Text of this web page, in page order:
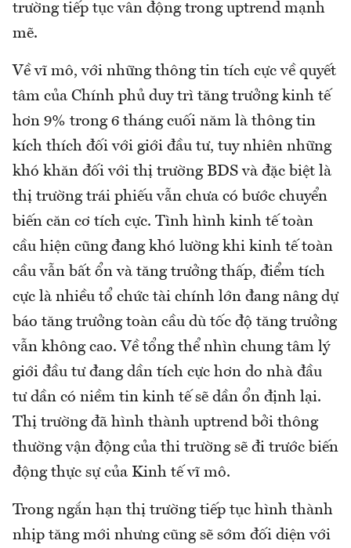
trường tiếp tục vân động trong uptrend mạnh
mẽ.
Về vĩ mô, với những thông tin tích cực về quyết
tâm của Chính phủ duy trì tăng trưởng kinh tế
hơn 9% trong 6 tháng cuối năm là thông tin
kích thích đối với giới đầu tư, tuy nhiên những
khó khăn đối với thị trường BDS và đặc biệt là
thị trường trái phiếu vẫn chưa có bước chuyển
biến căn cơ tích cực. Tình hình kinh tế toàn
cầu hiện cũng đang khó lường khi kinh tế toàn
cầu vẫn bất ổn và tăng trưởng thấp, điểm tích
cực là nhiều tổ chức tài chính lớn đang nâng dự
báo tăng trưởng toàn cầu dù tốc độ tăng trưởng
vẫn không cao. Về tổng thể nhìn chung tâm lý
giới đầu tư đang dần tích cực hơn do nhà đầu
tư dần có niềm tin kinh tế sẽ dần ổn định lại.
Thị trường đã hình thành uptrend bởi thông
thường vận động của thi trường sẽ đi trước biến
động thực sự của Kinh tế vĩ mô.
Trong ngắn hạn thị trường tiếp tục hình thành
nhịp tăng mới nhưng cũng sẽ sớm đối diện với